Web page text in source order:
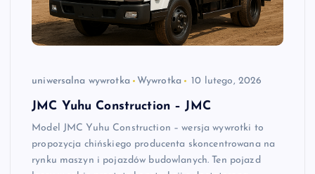
uniwersalna wywrotka Wywrotka 10 lutego, 2026
JMC Yuhu Construction – JMC
Model JMC Yuhu Construction – wersja wywrotki to
propozycja chińskiego producenta skoncentrowana na
rynku maszyn i pojazdów budowlanych. Ten pojazd